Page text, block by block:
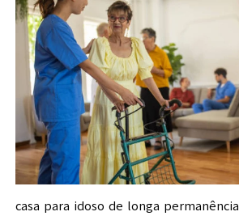
casa para idoso de longa permanência